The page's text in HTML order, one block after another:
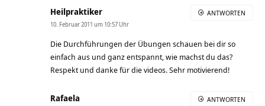
Heilpraktiker
10. Februar 2011 um 10:57 Uhr
Die Durchführungen der Übungen schauen bei dir so
einfach aus und ganz entspannt, wie machst du das?
Respekt und danke für die videos. Sehr motivierend!
ANTWORTEN
Rafaela ANTWORTEN